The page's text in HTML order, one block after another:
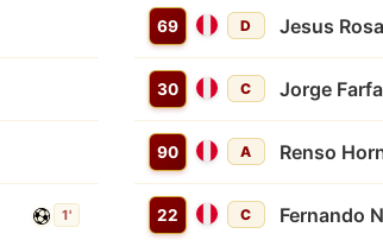
1'
69 D Jesus
30 C Jorge
90 A Renso
22 C Fernando